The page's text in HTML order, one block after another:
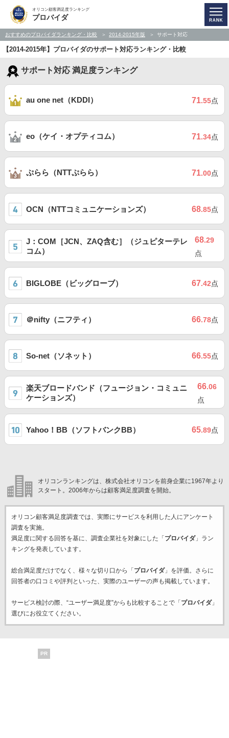
オリコン顧客満足度ランキング
プロバイダ
おすすめのプロバイダランキング・比較 2014-2015年版 サポート対応
【2014-2015年】プロバイダのサポート対応ランキング・比較
サポート対応 満足度ランキング
au one net（KDDI） 71.55点
eo（ケイ・オプティコム） 71.34点
ぷらら（NTTぷらら） 71.00点
OCN（NTTコミュニケーションズ） 68.85点
J：COM［JCN、ZAQ含む］（ジュピターテレ
コム）
68.29
点
BIGLOBE（ビッグローブ） 67.42点
＠nifty（ニフティ） 66.78点
So-net（ソネット） 66.55点
楽天ブロードバンド（フュージョン・コミュニ
ケーションズ）
66.06
点
Yahoo！BB（ソフトバンクBB） 65.89点
オリコンランキングは、株式会社オリコンを前身企業に1967年より
スタート。2006年からは顧客満足度調査を開始。
オリコン顧客満足度調査では、実際にサービスを利用した 人にアンケート
調査を実施。
満足度に関する回答を基に、調査企業社を対象にした「 プロバイダ」ラン
キングを発表しています。
総合満足度だけでなく、様々な切り口から「 プロバイダ」を評価。さらに
回答者の口コミや評判といった、実際のユーザーの声も掲載しています。
サービス検討の際、“ユーザー満足度”からも比較することで「 プロバイダ」
選びにお役立てください。
PR